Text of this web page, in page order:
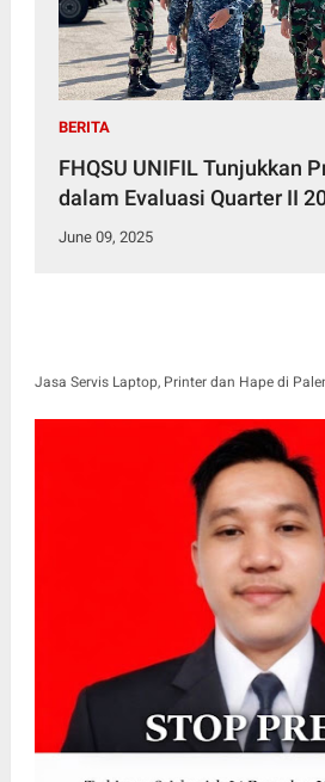
BERITA
FHQSU UNIFIL Tunjukkan
dalam Evaluasi Quarter II
June 09, 2025
Jasa Servis Laptop, Printer dan Hape di